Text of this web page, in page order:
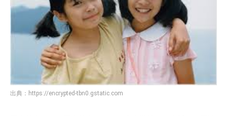
出典： https://encrypted-tbn0.gstatic.com